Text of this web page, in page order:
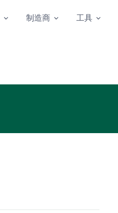
制造商 工具